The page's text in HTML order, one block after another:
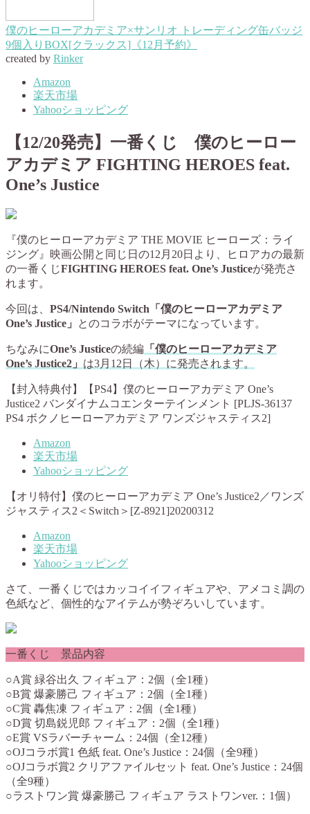
僕のヒーローアカデミア×サンリオ トレーディング缶バッジ
9個入りBOX[クラックス]《12月予約》
created by Rinker
Amazon
楽天市場
Yahooショッピング
【12/20発売】一番くじ 僕のヒーロー
アカデミア FIGHTING HEROES feat.
One’s Justice
『僕のヒーローアカデミア THE MOVIE ヒーローズ：ライ
ジング』映画公開と同じ日の12月20日より、ヒロアカの最新
の一番くじFIGHTING HEROES feat. One’s Justiceが発売さ
れます。
今回は、 PS4/Nintendo Switch「僕のヒーローアカデミア
One’s Justice」
とのコラボがテーマになっています。
ちなみにOne’s Justiceの続編 「僕のヒーローアカデミア
One’s Justice2」 は3月12日（木）に発売されます。
【封入特典付】【PS4】僕のヒーローアカデミア One’s
Justice2 バンダイナムコエンターテインメント [PLJS-36137
PS4 ボクノヒーローアカデミア ワンズジャスティス2]
Amazon
楽天市場
Yahooショッピング
【オリ特付】僕のヒーローアカデミア One’s Justice2／ワンズ
ジャスティス2＜Switch＞[Z-8921]20200312
Amazon
楽天市場
Yahooショッピング
さて、一番くじではカッコイイフィギュアや、アメコミ調の
色紙など、個性的なアイテムが勢ぞろいしています。
一番くじ 景品内容
○A賞 緑谷出久 フィギュア：2個（全1種）
○B賞 爆豪勝己 フィギュア：2個（全1種）
○C賞 轟焦凍 フィギュア：2個（全1種）
○D賞 切島鋭児郎 フィギュア：2個（全1種）
○E賞 VSラバーチャーム：24個（全12種）
○OJコラボ賞1 色紙 feat. One’s Justice：24個（全9種）
○OJコラボ賞2 クリアファイルセット feat. One’s Justice：24個
（全9種）
○ラストワン賞 爆豪勝己 フィギュア ラストワンver.：1個）